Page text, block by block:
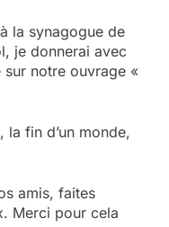
la synagogue de
je donnerai avec
sur notre ouvrage «
la fin d’un monde,
amis, faites
Merci pour cela